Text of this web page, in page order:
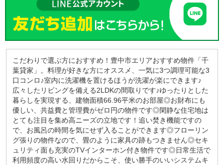
こだわりで選ぶ方におすすめ！豊中市エリアおすすめ物件「千
葉貸家」。料理が好きな方にオススメ、一気に3つ調理可能な3
口コンロ♪室内に洗濯機を置けるほうが洗濯が楽にできます♪
広々したリビングを備える2LDKの間取りです♪ゆったりとした
暮らしを実現する、建物面積66.96平米のお部屋◎お財布にも
優しい、共益費と管理費がゼロ円の物件です◎閑静な住宅地は
とても注目を集め高ニーズの立地です！追い焚き機能ですの
で、お風呂の時間を気にせず入ることができます◎フローリン
グ張りの物件なので、畳のように家具の跡もつきません◎セキ
ュリティ面も充実のTVインターホン付き物件です◎日常生活で
利用頻度の高い水回りだからこそ、使い勝手のいいシステムキ